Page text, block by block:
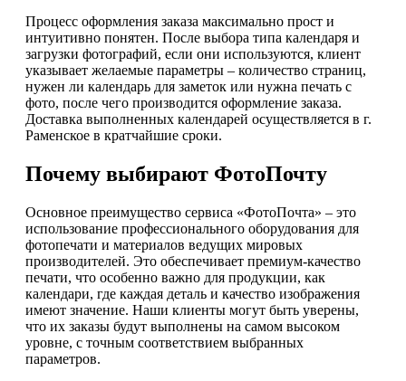
Процесс оформления заказа максимально прост и
интуитивно понятен. После выбора типа календаря и
загрузки фотографий, если они используются, клиент
указывает желаемые параметры – количество страниц,
нужен ли календарь для заметок или нужна печать с
фото, после чего производится оформление заказа.
Доставка выполненных календарей осуществляется в г.
Раменское в кратчайшие сроки.
Почему выбирают ФотоПочту
Основное преимущество сервиса «ФотоПочта» – это
использование профессионального оборудования для
фотопечати и материалов ведущих мировых
производителей. Это обеспечивает премиум-качество
печати, что особенно важно для продукции, как
календари, где каждая деталь и качество изображения
имеют значение. Наши клиенты могут быть уверены,
что их заказы будут выполнены на самом высоком
уровне, с точным соответствием выбранных
параметров.